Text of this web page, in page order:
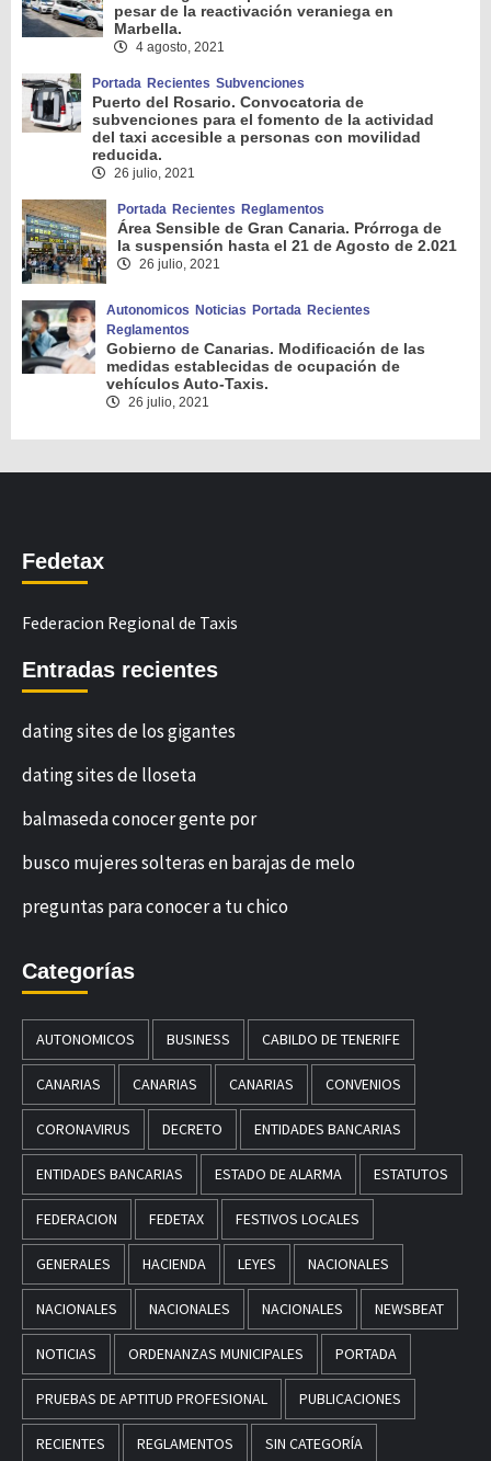
pesar de la reactivación veraniega en
Marbella.
4 agosto, 2021
Portada Recientes Subvenciones
Puerto del Rosario. Convocatoria de
subvenciones para el fomento de la actividad
del taxi accesible a personas con movilidad
reducida.
26 julio, 2021
Portada Recientes Reglamentos
Área Sensible de Gran Canaria. Prórroga de
la suspensión hasta el 21 de Agosto de 2.021
26 julio, 2021
Autonomicos Noticias Portada Recientes
Reglamentos
Gobierno de Canarias. Modificación de las
medidas establecidas de ocupación de
vehículos Auto-Taxis.
26 julio, 2021
Fedetax
Federacion Regional de Taxis
Entradas recientes
dating sites de los gigantes
dating sites de lloseta
balmaseda conocer gente por
busco mujeres solteras en barajas de melo
preguntas para conocer a tu chico
Categorías
AUTONOMICOS BUSINESS CABILDO DE TENERIFE
CANARIAS CANARIAS CANARIAS CONVENIOS
CORONAVIRUS DECRETO ENTIDADES BANCARIAS
ENTIDADES BANCARIAS ESTADO DE ALARMA ESTATUTOS
FEDERACION FEDETAX FESTIVOS LOCALES
GENERALES HACIENDA LEYES NACIONALES
NACIONALES NACIONALES NACIONALES NEWSBEAT
NOTICIAS ORDENANZAS MUNICIPALES PORTADA
PRUEBAS DE APTITUD PROFESIONAL PUBLICACIONES
RECIENTES REGLAMENTOS SIN CATEGORÍA